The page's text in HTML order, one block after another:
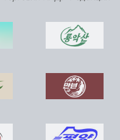
Состоялась церемония ввода в строй Чикхаского рыбопитомника саженой семги